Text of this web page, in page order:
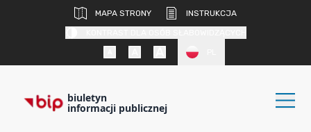
MAPA STRONY
INSTRUKCJA
biuletyn
informacji publicznej